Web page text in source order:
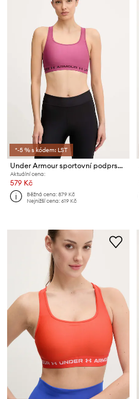
*-5 % s kódem: LST
Under Armour sportovní podprsenka UA Crossback
Aktuální cena:
579 Kč
Běžná cena:879 Kč
Nejnižší cena:619 Kč